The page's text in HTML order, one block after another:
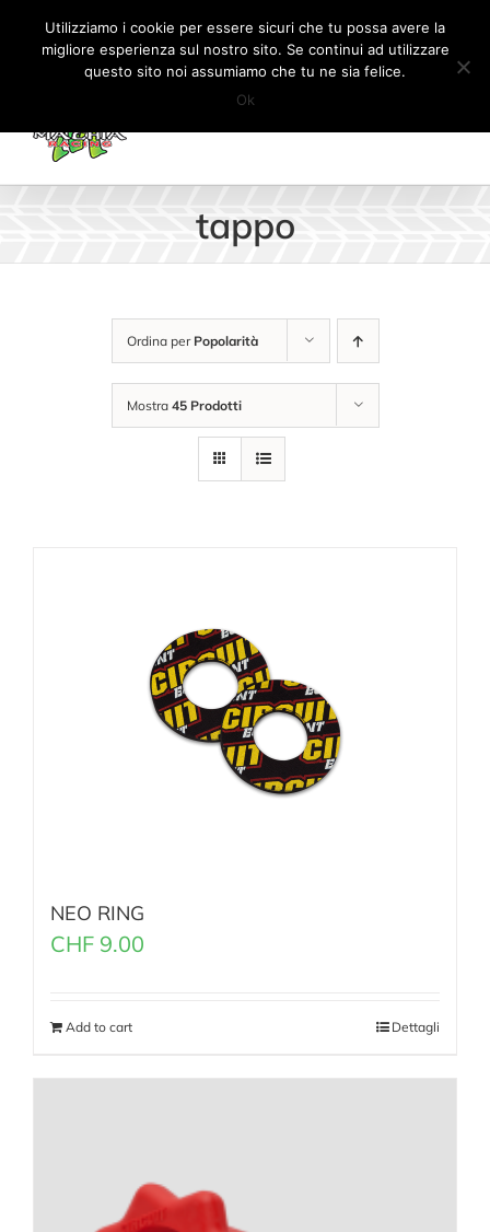
Salta
contenuto
Il mio account CARRELLO
tappo
Ordina per Popolarità
Mostra 45 Prodotti
NEO RING
CHF 9.00
Add to cart Dettagli
Utilizziamo i cookie per essere sicuri che tu possa avere la
migliore esperienza sul nostro sito. Se continui ad utilizzare
questo sito noi assumiamo che tu ne sia felice.
Ok